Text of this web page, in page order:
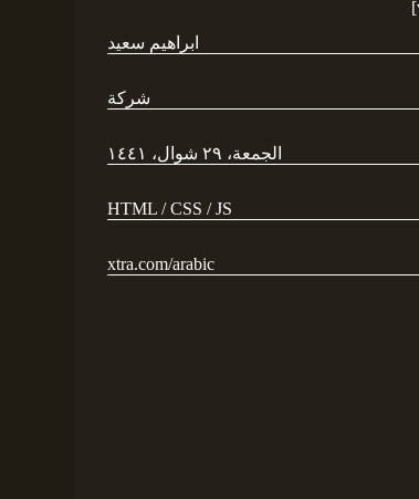
ابراهيم سعيد
شركة
الجمعة، ٢٩ شوال، ١٤٤١
HTML / CSS / JS
xtra.com/arabic